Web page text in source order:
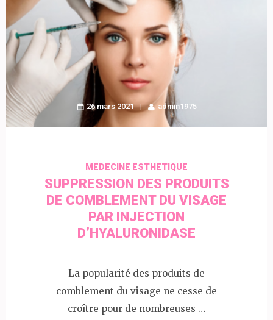
26 mars 2021 admin1975
MEDECINE ESTHETIQUE
SUPPRESSION DES PRODUITS
DE COMBLEMENT DU VISAGE
PAR INJECTION
D’HYALURONIDASE
La popularité des produits de
comblement du visage ne cesse de
croître pour de nombreuses …